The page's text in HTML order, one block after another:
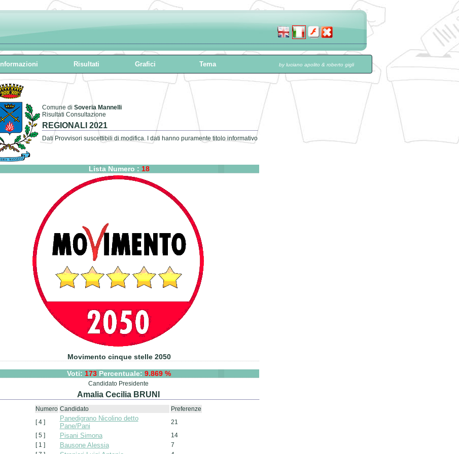
Informazioni Risultati Grafici Tema by luciano apolito & roberto gigli
Comune di Soveria Mannelli
Risultati Consultazione
REGIONALI 2021
Dati Provvisori suscettibili di modifica. I dati hanno puramente titolo informativo
Lista Numero : 18
Movimento cinque stelle 2050
Voti: 173 Percentuale: 9.869 %
Candidato Presidente
Amalia Cecilia BRUNI
Numero Candidato
Preferenze
[ 4 ]
Panedigrano Nicolino detto
Pane/Pani
21
[ 5 ]
Pisani Simona
14
[ 1 ]
Bausone Alessia
7